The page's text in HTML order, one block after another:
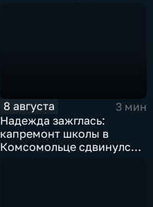
8 августа
3 мин
Надежда зажглась:
капремонт школы в
Комсомольце сдвинулся с